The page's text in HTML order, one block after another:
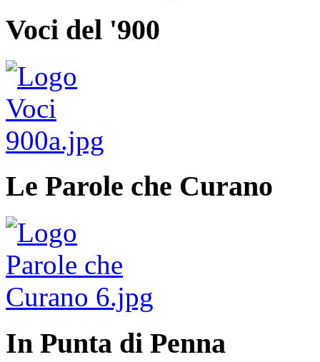
Voci del '900
Le Parole che Curano
In Punta di Penna